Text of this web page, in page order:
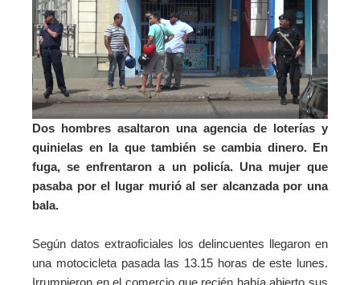
Dos hombres asaltaron una agencia de loterías y
quinielas en la que también se cambia dinero. En
fuga, se enfrentaron a un policía. Una mujer que
pasaba por el lugar murió al ser alcanzada por una
bala.
Según datos extraoficiales los delincuentes llegaron en
una motocicleta pasada las 13.15 horas de este lunes.